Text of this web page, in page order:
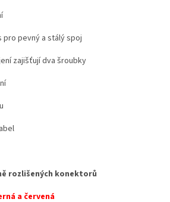
pro pevný a stálý spoj
zajišťují dva šroubky
rozlišených konektorů
a červená